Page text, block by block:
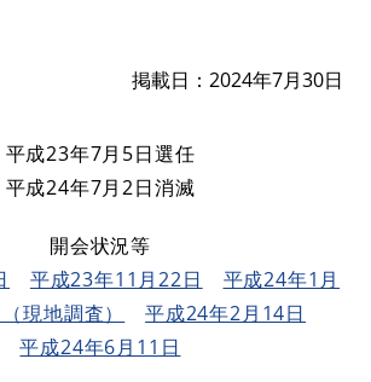
掲載日 2024年7月30日
平成23年7月5日選任
平成24年7月2日消滅
開会状況等
平成23年11月22日
平成24年1月
現地調査）
平成24年2月14日
平成24年6月11日